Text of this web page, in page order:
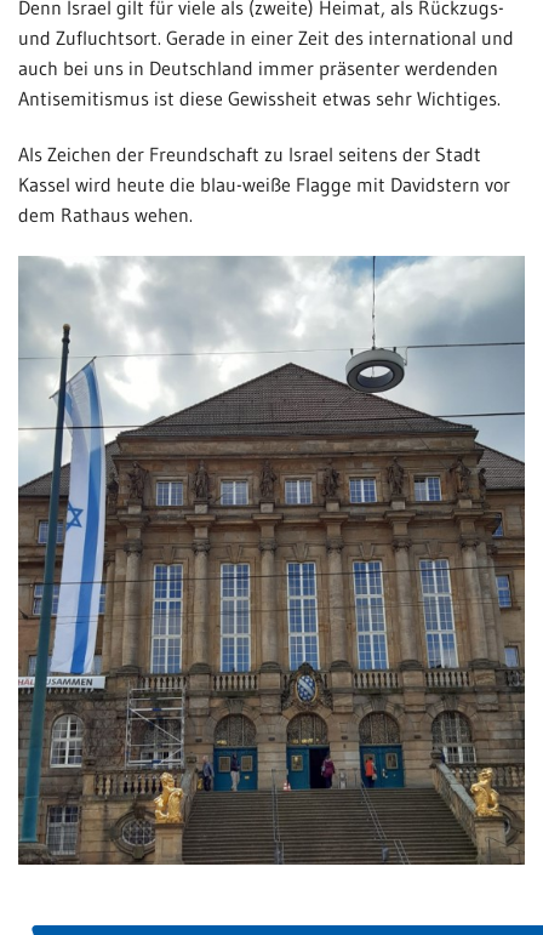
Denn Israel gilt für viele als (zweite) Heimat, als Rückzugs-
und Zufluchtsort. Gerade in einer Zeit des international und
auch bei uns in Deutschland immer präsenter werdenden
Antisemitismus ist diese Gewissheit etwas sehr Wichtiges.
Als Zeichen der Freundschaft zu Israel seitens der Stadt
Kassel wird heute die blau-weiße Flagge mit Davidstern vor
dem Rathaus wehen.